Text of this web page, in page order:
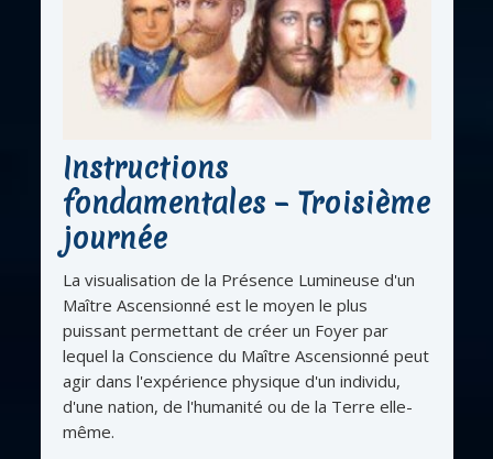
Instructions
fondamentales – Troisième
journée
La visualisation de la Présence Lumineuse d'un
Maître Ascensionné est le moyen le plus
puissant permettant de créer un Foyer par
lequel la Conscience du Maître Ascensionné peut
agir dans l'expérience physique d'un individu,
d'une nation, de l'humanité ou de la Terre elle-
même.